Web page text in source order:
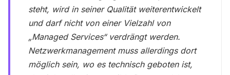
steht, wird in seiner Qualität weiterentwickelt
und darf nicht von einer Vielzahl von
„Managed Services“ verdrängt werden.
Netzwerkmanagement muss allerdings dort
möglich sein, wo es technisch geboten ist,